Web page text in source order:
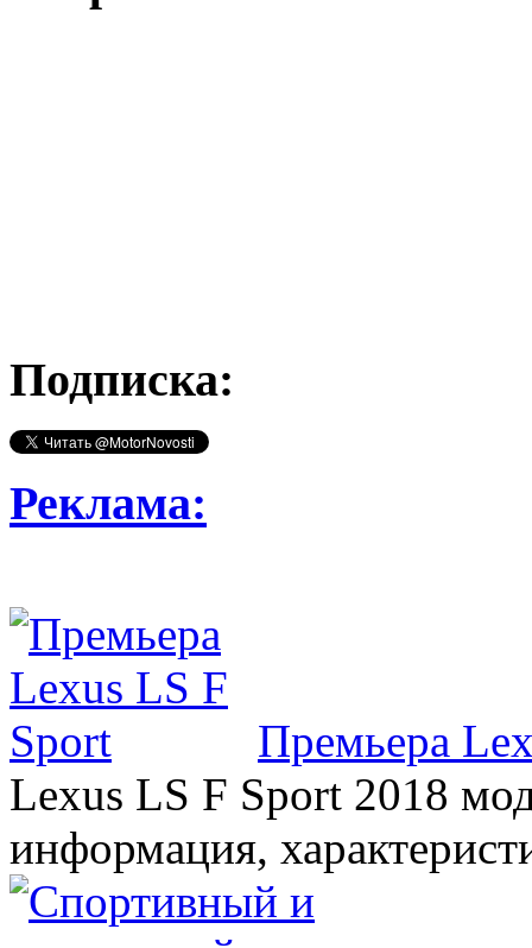
Подписка:
Реклама:
Премьера
Lexus LS F Sport 2018
информация,